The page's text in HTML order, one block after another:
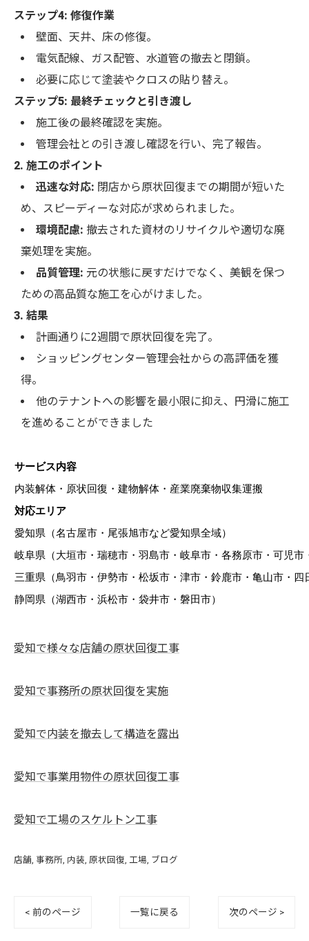
ステップ4: 修復作業
壁面、天井、床の修復。
電気配線、ガス配管、水道管の撤去と閉鎖。
必要に応じて塗装やクロスの貼り替え。
ステップ5: 最終チェックと引き渡し
施工後の最終確認を実施。
管理会社との引き渡し確認を行い、完了報告。
2. 施工のポイント
迅速な対応: 閉店から原状回復までの期間が短いた
め、スピーディーな対応が求められました。
環境配慮: 撤去された資材のリサイクルや適切な廃
棄処理を実施。
品質管理: 元の状態に戻すだけでなく、美観を保つ
ための高品質な施工を心がけました。
3. 結果
計画通りに2週間で原状回復を完了。
ショッピングセンター管理会社からの高評価を獲
得。
他のテナントへの影響を最小限に抑え、円滑に施工
を進めることができました
サービス内容
内装解体・原状回復・建物解体・産業廃棄物収集運搬
対応エリア
愛知県（名古屋市・尾張旭市など愛知県全域）
岐阜県（大垣市・瑞穂市・羽島市・岐阜市・各務原市・可児
三重県（鳥羽市・伊勢市・松坂市・津市・鈴鹿市・亀山市・四
静岡県（湖西市・浜松市・袋井市・磐田市）
愛知で様々な店舗の原状回復工事
愛知で事務所の原状回復を実施
愛知で内装を撤去して構造を露出
愛知で事業用物件の原状回復工事
愛知で工場のスケルトン工事
店舗 事務所 内装 原状回復 工場 ブログ
< 前のページ 一覧に戻る 次のページ >